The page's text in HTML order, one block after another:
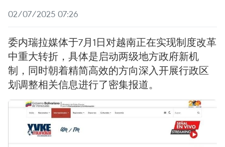
02/07/2025 07:26
委内瑞拉媒体于7月1日对越南正在实现制度改革
中重大转折，具体是启动两级地方政府新机
制，同时朝着精简高效的方向深入开展行政区
划调整相关信息进行了密集报道。